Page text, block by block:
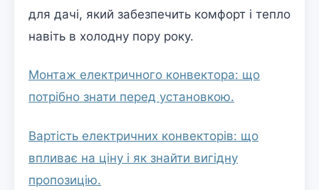
для дачі, який забезпечить комфорт і тепло
навіть в холодну пору року.
Монтаж електричного конвектора: що
потрібно знати перед установкою.
Вартість електричних конвекторів: що
впливає на ціну і як знайти вигідну
пропозицію.